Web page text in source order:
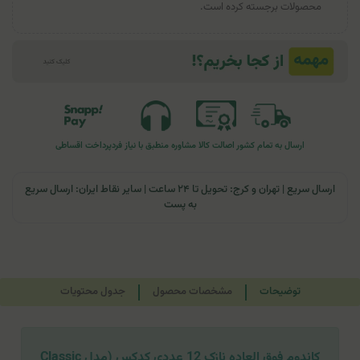
محصولات برجسته کرده است.
ارسال به تمام کشوراصالت کالا مشاوره منطبق با نیاز فردپرداخت اقساطی
ارسال سریع | تهران و کرج: تحویل تا ۲۴ ساعت | سایر نقاط ایران: ارسال سریع
به پست
توضیحات مشخصات محصول جدول محتویات